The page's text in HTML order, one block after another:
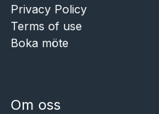
Privacy Policy
Terms of use
Boka möte
Om oss